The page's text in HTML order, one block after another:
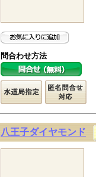
問合わせ方法
八王子ダイヤモンド